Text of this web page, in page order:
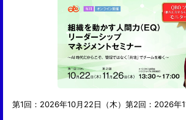
第1回：2026年10月22日（木）第2回：2026年